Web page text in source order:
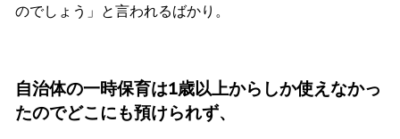
のでしょう」と言われるばかり。
自治体の一時保育は1歳以上からしか使えなかっ
たのでどこにも預けられず、